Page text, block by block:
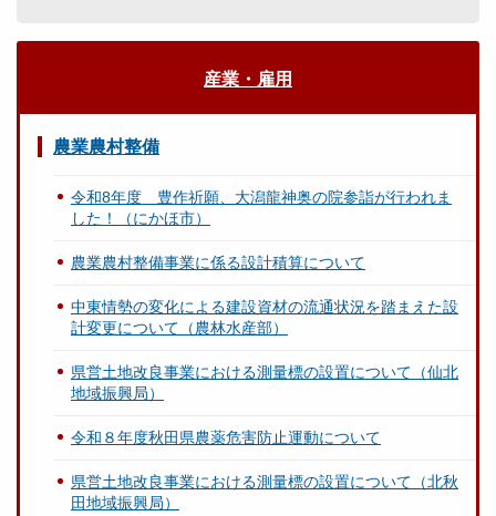
産業・雇用
農業農村整備
令和8年度 豊作祈願、大潟龍神奥の院参詣が行われま
した！（にかほ市）
農業農村整備事業に係る設計積算について
中東情勢の変化による建設資材の流通状況を踏まえた設
計変更について（農林水産部）
県営土地改良事業における測量標の設置について（仙北
地域振興局）
令和８年度秋田県農薬危害防止運動について
県営土地改良事業における測量標の設置について（北秋
田地域振興局）